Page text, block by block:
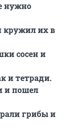
нужно
кружил их в
сосен и
и тетради.
и пошел
грибы и